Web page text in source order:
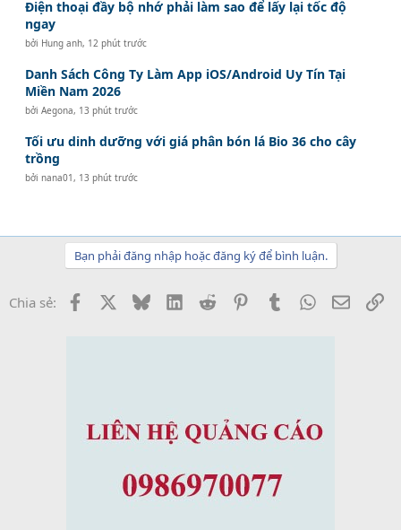
Điện thoại đầy bộ nhớ phải làm sao để lấy lại tốc độ
ngay
bởi Hung anh, 12 phút trước
Danh Sách Công Ty Làm App iOS/Android Uy Tín Tại
Miền Nam 2026
bởiAegona, 13 phút trước
Tối ưu dinh dưỡng với giá phân bón lá Bio 36 cho cây
trồng
bởinana01 , 13 phút trước
Bạn phải đăng nhập hoặc đăng ký để bình luận.
Chia sẻ: Facebook BlueskyLinkedInReddit PinterestTumblrWhatsApp
Email